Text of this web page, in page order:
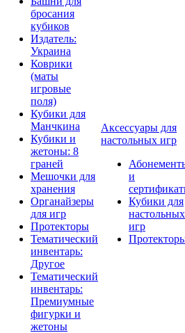
бросания
кубиков
Издатель:
Украина
Коврики
(маты
игровые
поля)
Кубики для
Манчкина
Кубики и
жетоны: 8
граней
Мешочки для
хранения
Органайзеры
для игр
Протекторы
Тематический
инвентарь:
Другое
Тематический
инвентарь:
Премиумные
фигурки и
жетоны
Аксессуары для
настольных игр
и
Кубики для
настольных
игр